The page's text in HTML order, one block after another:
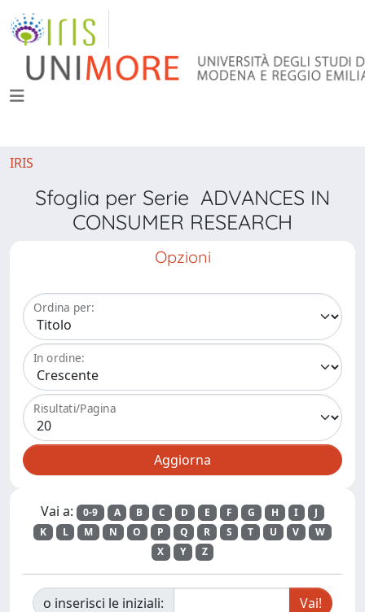
IRIS
Sfoglia per Serie ADVANCES IN
CONSUMER RESEARCH
Opzioni
Ordina per:
In ordine:
Risultati/Pagina
Vai a: 0-9 A B C D E F G H I
J
K
L M N O P Q R S T U V
W
X
Y Z
o inserisci le iniziali: